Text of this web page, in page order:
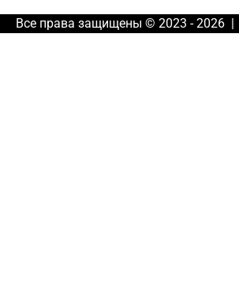
Все права защищены © 2023 - 2026